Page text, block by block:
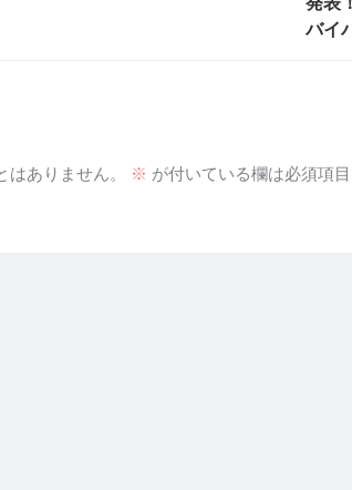
バイ
ありません。 ※ が付いている欄は必須項